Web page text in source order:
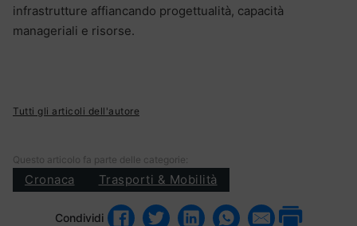
infrastrutture affiancando progettualità, capacità
manageriali e risorse.
Tutti gli articoli dell'autore
Questo articolo fa parte delle categorie:
Cronaca Trasporti & Mobilità
Condividi